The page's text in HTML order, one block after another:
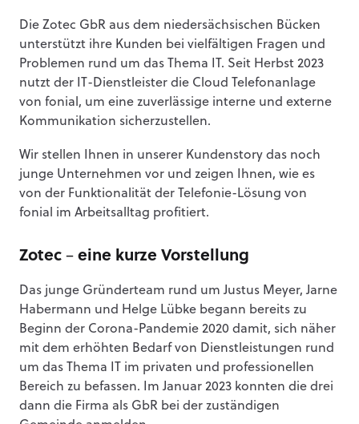
Die Zotec GbR aus dem niedersächsischen Bücken
unterstützt ihre Kunden bei vielfältigen Fragen und
Problemen rund um das Thema IT. Seit Herbst 2023
nutzt der IT-Dienstleister die Cloud Telefonanlage
von fonial, um eine zuverlässige interne und externe
Kommunikation sicherzustellen.
Wir stellen Ihnen in unserer Kundenstory das noch
junge Unternehmen vor und zeigen Ihnen, wie es
von der Funktionalität der Telefonie-Lösung von
fonial im Arbeitsalltag profitiert.
Zotec – eine kurze Vorstellung
Das junge Gründerteam rund um Justus Meyer, Jarne
Habermann und Helge Lübke begann bereits zu
Beginn der Corona-Pandemie 2020 damit, sich näher
mit dem erhöhten Bedarf von Dienstleistungen rund
um das Thema IT im privaten und professionellen
Bereich zu befassen. Im Januar 2023 konnten die drei
dann die Firma als GbR bei der zuständigen